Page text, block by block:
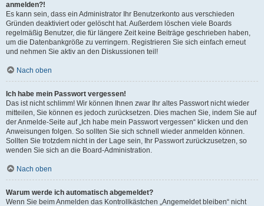
anmelden?!
Es kann sein, dass ein Administrator Ihr Benutzerkonto aus verschieden
Gründen deaktiviert oder gelöscht hat. Außerdem löschen viele Boards
regelmäßig Benutzer, die für längere Zeit keine Beiträge geschrieben haben,
um die Datenbankgröße zu verringern. Registrieren Sie sich einfach erneut
und nehmen Sie aktiv an den Diskussionen teil!
Nach oben
Ich habe mein Passwort vergessen!
Das ist nicht schlimm! Wir können Ihnen zwar Ihr altes Passwort nicht wieder
mitteilen, Sie können es jedoch zurücksetzen. Dies machen Sie, indem Sie auf
der Anmelde-Seite auf „Ich habe mein Passwort vergessen“ klicken und den
Anweisungen folgen. So sollten Sie sich schnell wieder anmelden können.
Sollten Sie trotzdem nicht in der Lage sein, Ihr Passwort zurückzusetzen, so
wenden Sie sich an die Board-Administration.
Nach oben
Warum werde ich automatisch abgemeldet?
Wenn Sie beim Anmelden das Kontrollkästchen „Angemeldet bleiben“ nicht